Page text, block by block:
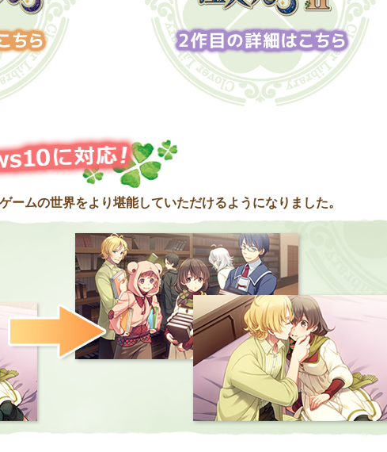
ームの世界をより堪能していただけるようになりました。